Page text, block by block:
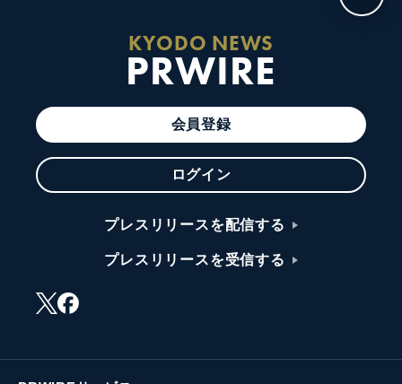
KYODO NEWS
PRWIRE
会員登録
ログイン
プレスリリースを配信する
プレスリリースを受信する